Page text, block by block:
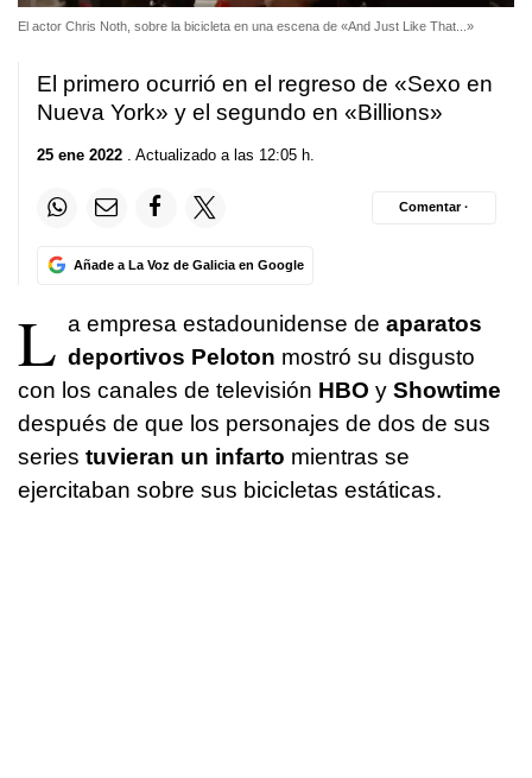
El actor Chris Noth, sobre la bicicleta en una escena de «And Just Like That...»
El primero ocurrió en el regreso de «Sexo en
Nueva York» y el segundo en «Billions»
25 ene 2022 . Actualizado a las 12:05 h.
Añade a La Voz de Galicia en Google
Comentar ·
L a empresa estadounidense de aparatos
deportivos Peloton mostró su disgusto
con los canales de televisión HBO y Showtime
después de que los personajes de dos de sus
series tuvieran un infarto mientras se
ejercitaban sobre sus bicicletas estáticas.